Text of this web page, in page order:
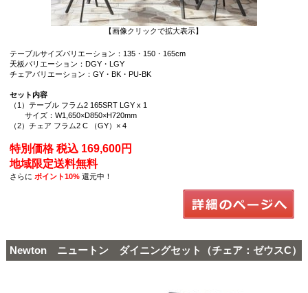
【画像クリックで拡大表示】
テーブルサイズバリエーション：135・150・165cm
天板バリエーション：DGY・LGY
チェアバリエーション：GY・BK・PU-BK
セット内容
（1）テーブル フラム2 165SRT LGY x 1
サイズ：W1,650×D850×H720mm
（2）チェア フラム2 C （GY）× 4
特別価格 税込 169,600円
地域限定送料無料
さらに ポイント10%還元中！
Newton ニュートン ダイニングセット（チェア：ゼウスC）